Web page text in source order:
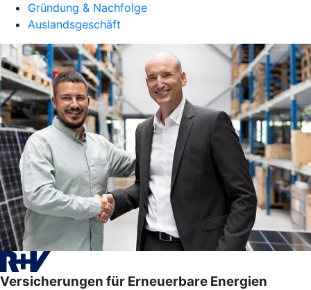
Gründung & Nachfolge
Auslandsgeschäft
Versicherungen für Erneuerbare Energien